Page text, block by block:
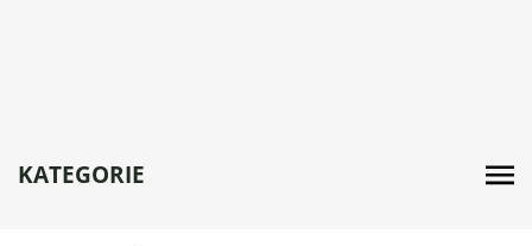
KATEGORIE